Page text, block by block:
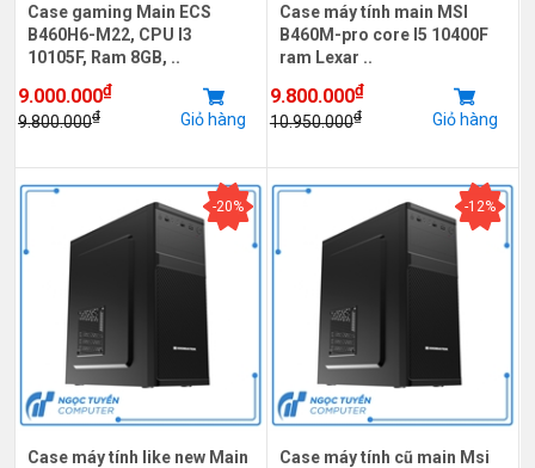
Case gaming Main ECS
B460H6-M22, CPU I3
10105F, Ram 8GB, ..
9.000.000₫
9.800.000₫ Giỏ hàng
Case máy tính main MSI
B460M-pro core I5 10400F
ram Lexar ..
9.800.000₫
10.950.000₫ Giỏ hàng
-20%
Case máy tính like new Main
-12%
Case máy tính cũ main Msi